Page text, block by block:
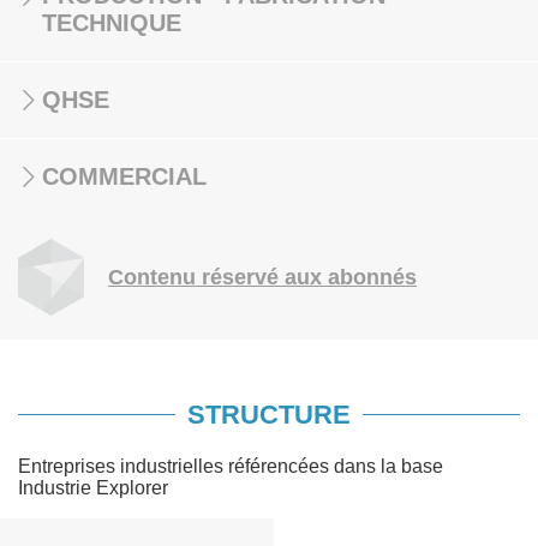
TECHNIQUE
QHSE
COMMERCIAL
Contenu réservé aux abonnés
STRUCTURE
Entreprises industrielles référencées dans la base
Industrie Explorer